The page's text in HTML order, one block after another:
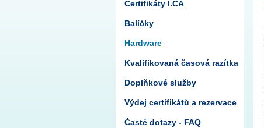
Certifikáty I.CA
Balíčky
Hardware
Kvalifikovaná časová razítka
Doplňkové služby
Výdej certifikátů a rezervace
Časté dotazy - FAQ